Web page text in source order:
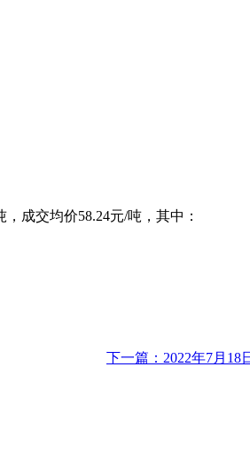
成交均价58.24元/吨，其中：
下一篇：2022年7月18